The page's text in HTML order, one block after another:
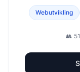
og
Webutvikling
👥